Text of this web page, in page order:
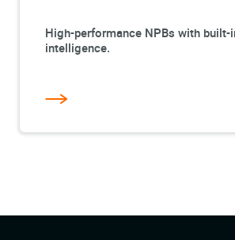
High-performance NPBs with built-
intelligence.